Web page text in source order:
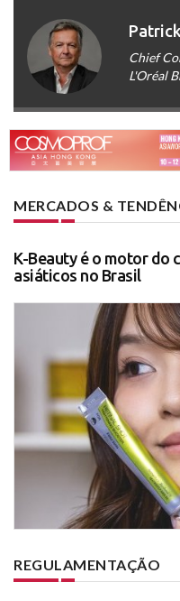
Chief
L'Oréal
MERCADOS &
K-Beauty é o motor do
asiáticos no Brasil
REGULAMENTAÇÃO